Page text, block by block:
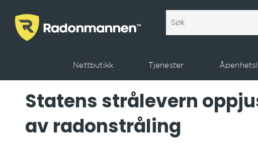
Nettbutikk Tjenester
Statens strålevern
av radonstråling